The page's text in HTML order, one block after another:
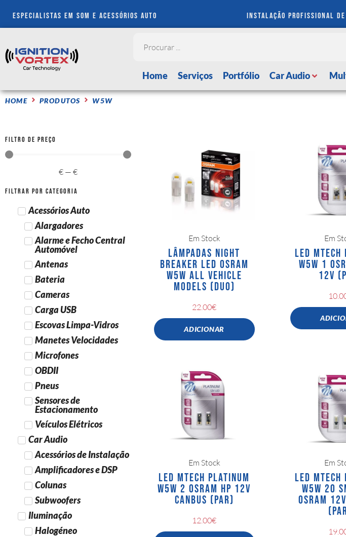
especialistas em som e acessórios auto instalação profissional
Home Serviços Portfólio Car Audio
HOME PRODUTOS W5W
Filtro de Preço
€ — €
Filtrar por Categoria
Acessórios Auto
Alargadores
Alarme e Fecho Central
Automóvel
Antenas
Bateria
Cameras
Carga USB
Escovas Limpa-Vidros
Manetes Velocidades
Microfones
OBDII
Pneus
Sensores de
Estacionamento
Veículos Elétricos
Car Audio
Acessórios de Instalação
Amplificadores e DSP
Colunas
Subwoofers
Iluminação
Halogéneo
Em Stock
LÂMPADAS NIGHT
BREAKER LED OSRAM
W5W ALL VEHICLE
MODELS (DUO)
22.00€
ADICIONAR
Em
LED MTECH
W5W 1
12V
Em Stock
LED MTECH PLATINUM
W5W 2 OSRAM HP 12V
CANBUS (PAR)
12.00€
Em
LED MTECH
W5W 20
OSRAM